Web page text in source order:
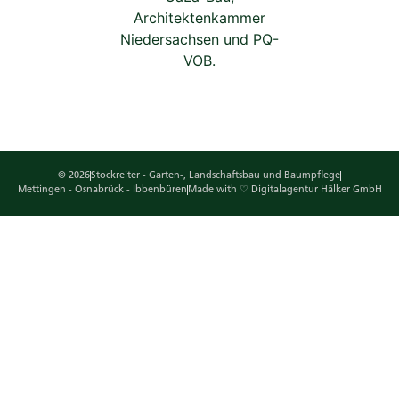
© 2026Stockreiter - Garten-, Landschaftsbau und Baumpflege
Mettingen - Osnabrück - Ibbenbüren Made with ♡ Digitalagentur Hälker GmbH